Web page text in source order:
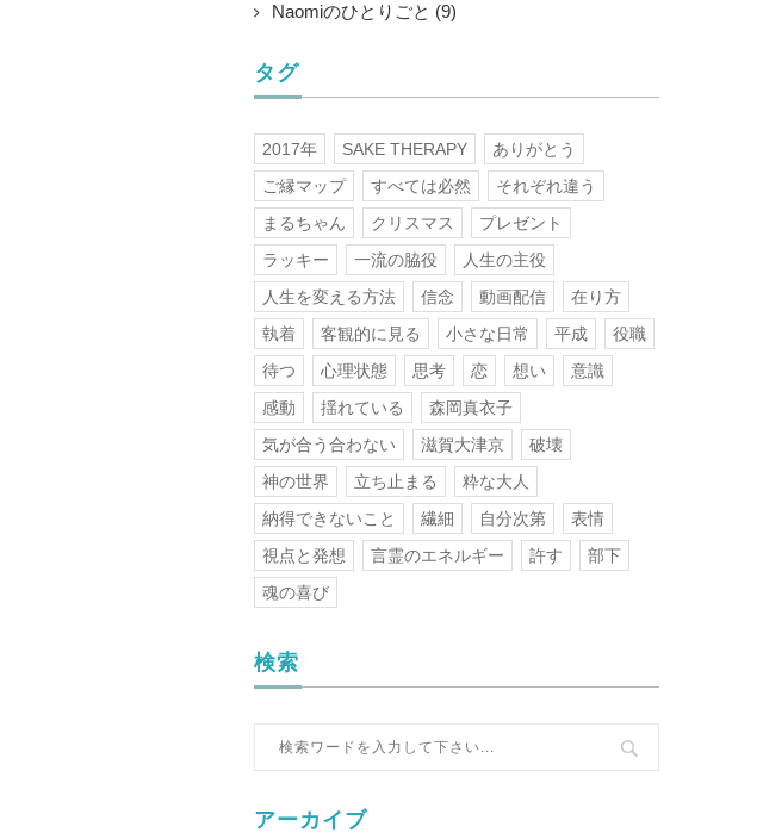
Naomiのひとりごと (9)
タグ
2017年 SAKE THERAPY
ありがとう
ご縁マップ
すべては必然
それぞれ違う
まるちゃん
クリスマス
プレゼント
ラッキー
一流の脇役
人生の主役
人生を変える方法
信念 動画配信
在り方
執着
客観的に見る 小さな日常 平成
役職
待つ
心理状態 思考 恋 想い
意識
感動
揺れている
森岡真衣子
気が合う合わない
滋賀大津京
破壊
神の世界
立ち止まる
粋な大人
納得できないこと
繊細 自分次第
表情
視点と発想
言霊のエネルギー 許す
部下
魂の喜び
検索
アーカイブ